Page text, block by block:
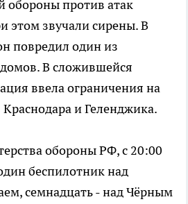
обороны против атак
этом звучали сирены. В
повредил один из
В сложившейся
ввела ограничения на
и Геленджика.
обороны РФ, с 20:00
беспилотник над
семнадцать - над Чёрным